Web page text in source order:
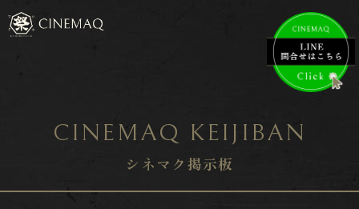
CINEMAQ KEIJIBAN
シネマク掲示板